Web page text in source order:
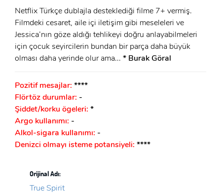
Netflix Türkçe dublajla desteklediği filme 7+ vermiş.
Filmdeki cesaret, aile içi iletişim gibi meseleleri ve
Jessica’nın göze aldığı tehlikeyi doğru anlayabilmeleri
için çocuk seyircilerin bundan bir parça daha büyük
olması daha yerinde olur ama... * Burak Göral
Pozitif mesajlar: ****
Flörtöz durumlar: -
Şiddet/korku ögeleri: *
Argo kullanımı: -
Alkol-sigara kullanımı: -
Denizci olmayı isteme potansiyeli: ****
Orijinal Adı:
True Spirit